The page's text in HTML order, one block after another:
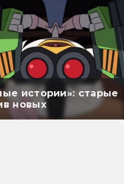
истории»: старые
новых